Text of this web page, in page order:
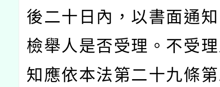
後二十日內，以書面通
檢舉人是否受理。不受
知應依本法第二十九條